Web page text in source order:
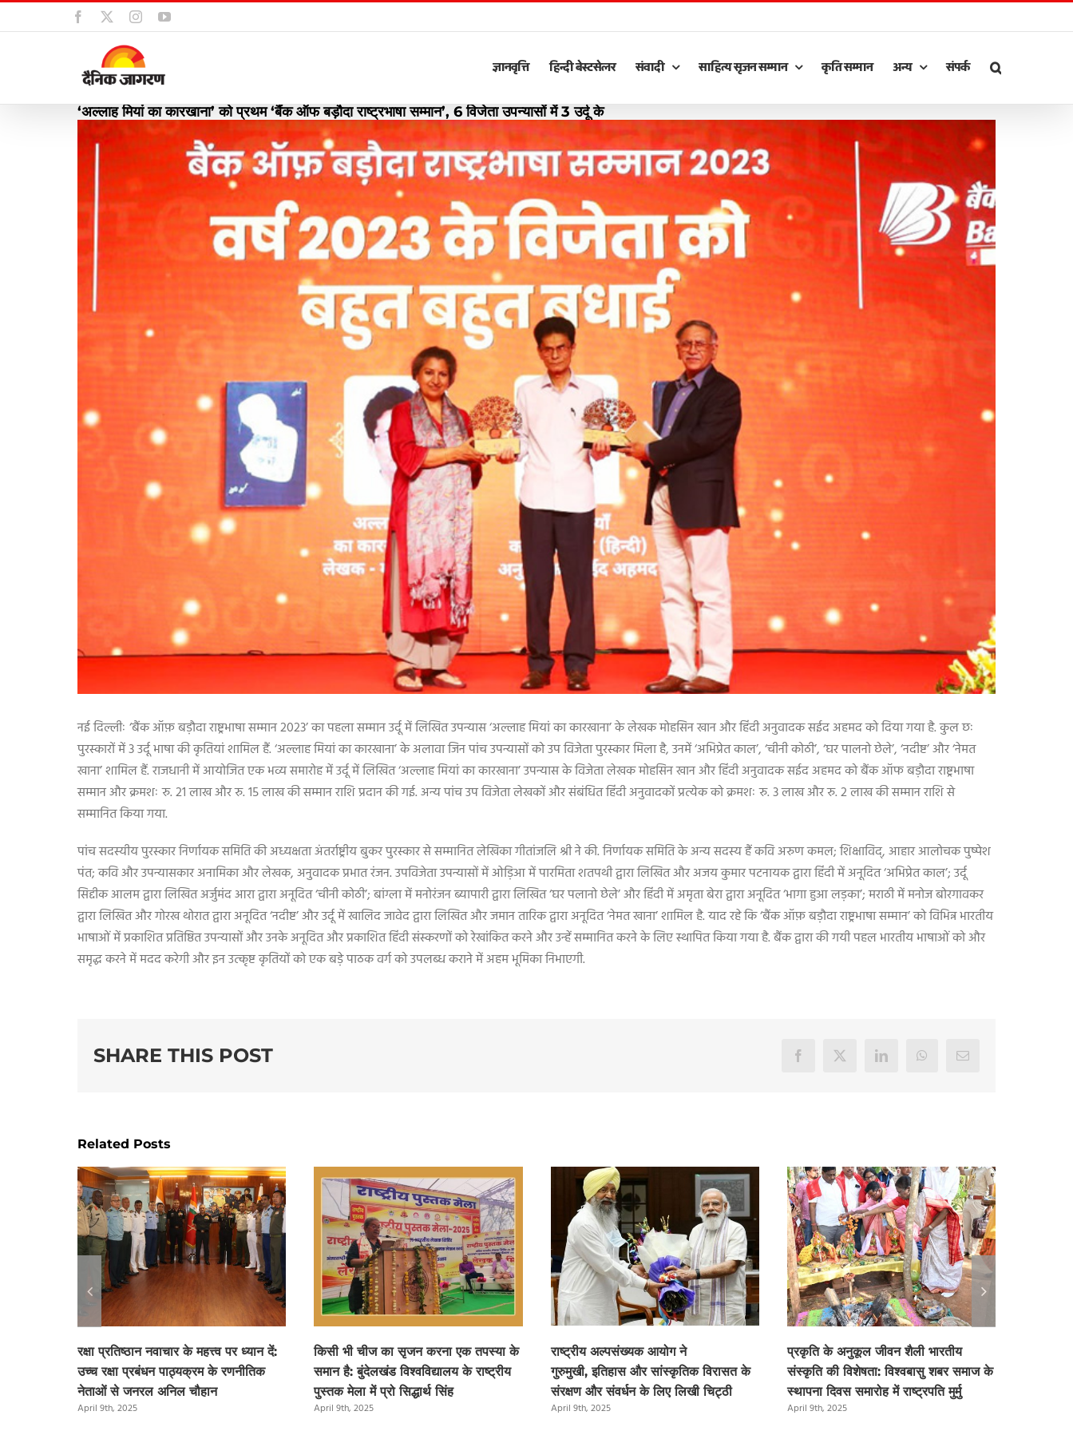
Skip
to
Facebook InstagramYouTube
ज्ञानवृत्ति हिन्दी बेस्टसेलर संवादी साहित्य सृजन सम्मान कृति सम्मान अन्य संपर्क
‘अल्लाह मियां का कारखाना’ को प्रथम ‘बैंक ऑफ बड़ौदा राष्ट्रभाषा सम्मान’, 6 विजेता उपन्यासों में 3 उर्दू के
View
Larger
Image
नई दिल्लीः ‘बैंक ऑफ़ बड़ौदा राष्ट्रभाषा सम्मान 2023’ का पहला सम्मान उर्दू में लिखित उपन्यास ‘अल्लाह मियां का कारखाना’ के लेखक मोहसिन खान और हिंदी अनुवादक सईद अहमद को दिया गया है. कुल छः
पुरस्कारों में 3 उर्दू भाषा की कृतियां शामिल हैं. ‘अल्लाह मियां का कारखाना’ के अलावा जिन पांच उपन्यासों को उप विजेता पुरस्कार मिला है, उनमें ‘अभिप्रेत काल’, ‘चीनी कोठी’, ‘घर पालनो छेले’, ‘नदीष्ट’ और ‘नेमत
खाना’ शामिल हैं. राजधानी में आयोजित एक भव्य समारोह में उर्दू में लिखित ‘अल्लाह मियां का कारखाना’ उपन्यास के विजेता लेखक मोहसिन खान और हिंदी अनुवादक सईद अहमद को बैंक ऑफ बड़ौदा राष्ट्रभाषा
सम्मान और क्रमशः रु. 21 लाख और रु. 15 लाख की सम्मान राशि प्रदान की गई. अन्य पांच उप विजेता लेखकों और संबंधित हिंदी अनुवादकों प्रत्येक को क्रमशः रु. 3 लाख और रु. 2 लाख की सम्मान राशि से
सम्मानित किया गया.
पांच सदस्यीय पुरस्कार निर्णायक समिति की अध्यक्षता अंतर्राष्ट्रीय बुकर पुरस्कार से सम्मानित लेखिका गीतांजलि श्री ने की. निर्णायक समिति के अन्य सदस्य हैं कवि अरुण कमल; शिक्षाविद्‌, आहार आलोचक पुष्पेश
पंत; कवि और उपन्यासकार अनामिका और लेखक, अनुवादक प्रभात रंजन. उपविजेता उपन्यासों में ओड़िआ में पारमिता शतपथी द्वारा लिखित और अजय कुमार पटनायक द्वारा हिंदी में अनूदित ‘अभिप्रेत काल’; उर्दू
सिद्दीक आलम द्वारा लिखित अर्जुमंद आरा द्वारा अनूदित ‘चीनी कोठी’; बांग्ला में मनोरंजन ब्यापारी द्वारा लिखित ‘घर पलानो छेले’ और हिंदी में अमृता बेरा द्वारा अनूदित ‘भागा हुआ लड़का’; मराठी में मनोज बोरगावकर
द्वारा लिखित और गोरख थोरात द्वारा अनूदित ‘नदीष्ट’ और उर्दू में खालिद जावेद द्वारा लिखित और जमान तारिक द्वारा अनूदित ‘नेमत खाना’ शामिल है. याद रहे कि ‘बैंक ऑफ़ बड़ौदा राष्ट्रभाषा सम्मान’ को विभिन्न भारतीय
भाषाओं में प्रकाशित प्रतिष्ठित उपन्यासों और उनके अनूदित और प्रकाशित हिंदी संस्करणों को रेखांकित करने और उन्हें सम्मानित करने के लिए स्थापित किया गया है. बैंक द्वारा की गयी पहल भारतीय भाषाओं को और
समृद्ध करने में मदद करेगी और इन उत्कृष्ट कृतियों को एक बड़े पाठक वर्ग को उपलब्ध कराने में अहम भूमिका निभाएगी.
SHARE THIS POST Facebook
X LinkedInWhatsAppEmail
Related Posts
रक्षा प्रतिष्ठान नवाचार के महत्त्व पर ध्यान दें:
उच्च रक्षा प्रबंधन पाठ्यक्रम के रणनीतिक
नेताओं से जनरल अनिल चौहान
April 9th, 2025
किसी भी चीज का सृजन करना एक तपस्या के
समान है: बुंदेलखंड विश्वविद्यालय के राष्ट्रीय
पुस्तक मेला में प्रो सिद्धार्थ सिंह
April 9th, 2025
राष्ट्रीय अल्पसंख्यक आयोग ने
गुरुमुखी, इतिहास और सांस्कृतिक विरासत के
संरक्षण और संवर्धन के लिए लिखी चिट्ठी
April 9th, 2025
प्रकृति के अनुकूल जीवन शैली भारतीय
संस्कृति की विशेषता: विश्वबासु शबर समाज के
स्थापना दिवस समारोह में राष्ट्रपति मुर्मु
April 9th, 2025